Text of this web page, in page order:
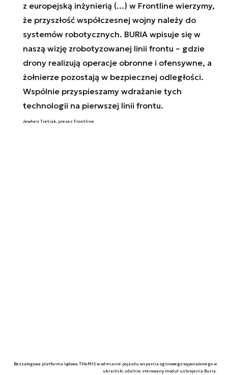
z europejską inżynierią (...) w Frontline wierzymy,
że przyszłość współczesnej wojny należy do
systemów robotycznych. BURIA wpisuje się w
naszą wizję zrobotyzowanej linii frontu – gdzie
drony realizują operacje obronne i ofensywne, a
żołnierze pozostają w bezpiecznej odległości.
Wspólnie przyspieszamy wdrażanie tych
technologii na pierwszej linii frontu.
Jewhen Tretiak, prezes Frontline
Bezzałogowa platforma lądowa THeMIS w odmianie pojazdu wsparcia ogniowego wyposażonego w
ukraiński zdalnie sterowany moduł uzbrojenia Buria.